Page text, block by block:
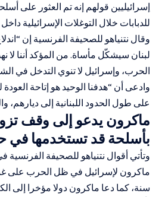
إسرائيليين قولهم إنه تم العثور على
للدبابات خلال التوغلات الإسرائيلية داخل
وقال نتنياهو للصحيفة الفرنسية إن
لبنان سيشكّل مأساة. من المؤكد أننا لا
الحرب، وإسرائيل لا تنوي التدخل في
وادعى أن “هدفنا الوحيد هو إتاحة
على طول الحدود اللبنانية إلى ديارهم،
ماكرون يدعو إلى وقف
بأسلحة قد تستخدمها في
وتأتي أقوال نتنياهو للصحيفة الفرنسية
ماكرون لإسرائيل في ظل الحرب على
سنة، كما دعا ماكرون دولا مؤخرا إلى